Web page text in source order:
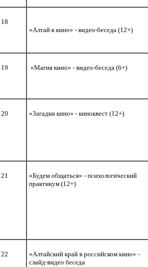
18
«Алтай в кино» - видео-беседа (12+)
19 «Магия кино» - видео-беседа (6+)
20 «Загадки кино» - киноквест (12+)
21
«Будем общаться» - психологический
практикум (12+)
22
«Алтайский край в российском кино» -
слайд-видео беседа